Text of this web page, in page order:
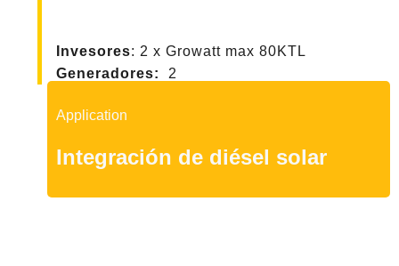
Application
Integración de diésel solar
Invesores: 2 x Growatt max 80KTL
Generadores:
2